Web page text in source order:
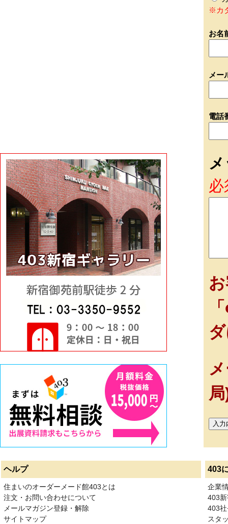
※カ
お名
メー
電話
必
ヘルプ 403
住まいのオーダーメード館403とは
注文・お問い合わせについて
メールマガジン登録・解除
サイトマップ
企業
403
403
スタ